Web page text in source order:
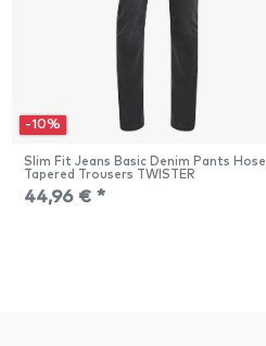
-10%
Slim Fit Jeans Basic Denim Pants Hose
Tapered Trousers TWISTER
44,96 € *